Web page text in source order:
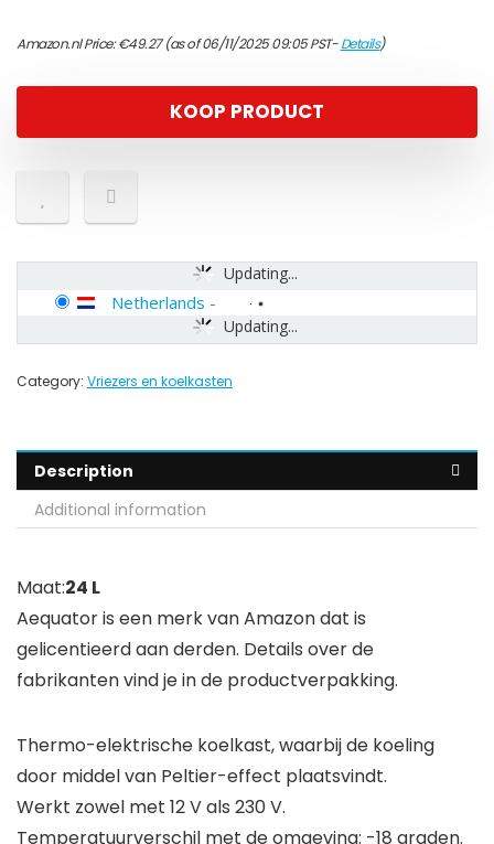
Amazon.nl Price:€49.27(as of 06/11/2025 09:05 PST-Details)
KOOP PRODUCT
Updating...
Updating...
Netherlands -
Category: Vriezers en koelkasten
Description
Additional information
Maat:24 L
Aequator is een merk van Amazon dat is
gelicentieerd aan derden. Details over de
fabrikanten vind je in de productverpakking.
Thermo-elektrische koelkast, waarbij de koeling
door middel van Peltier-effect plaatsvindt.
Werkt zowel met 12 V als 230 V.
Temperatuurverschil met de omgeving: -18 graden.